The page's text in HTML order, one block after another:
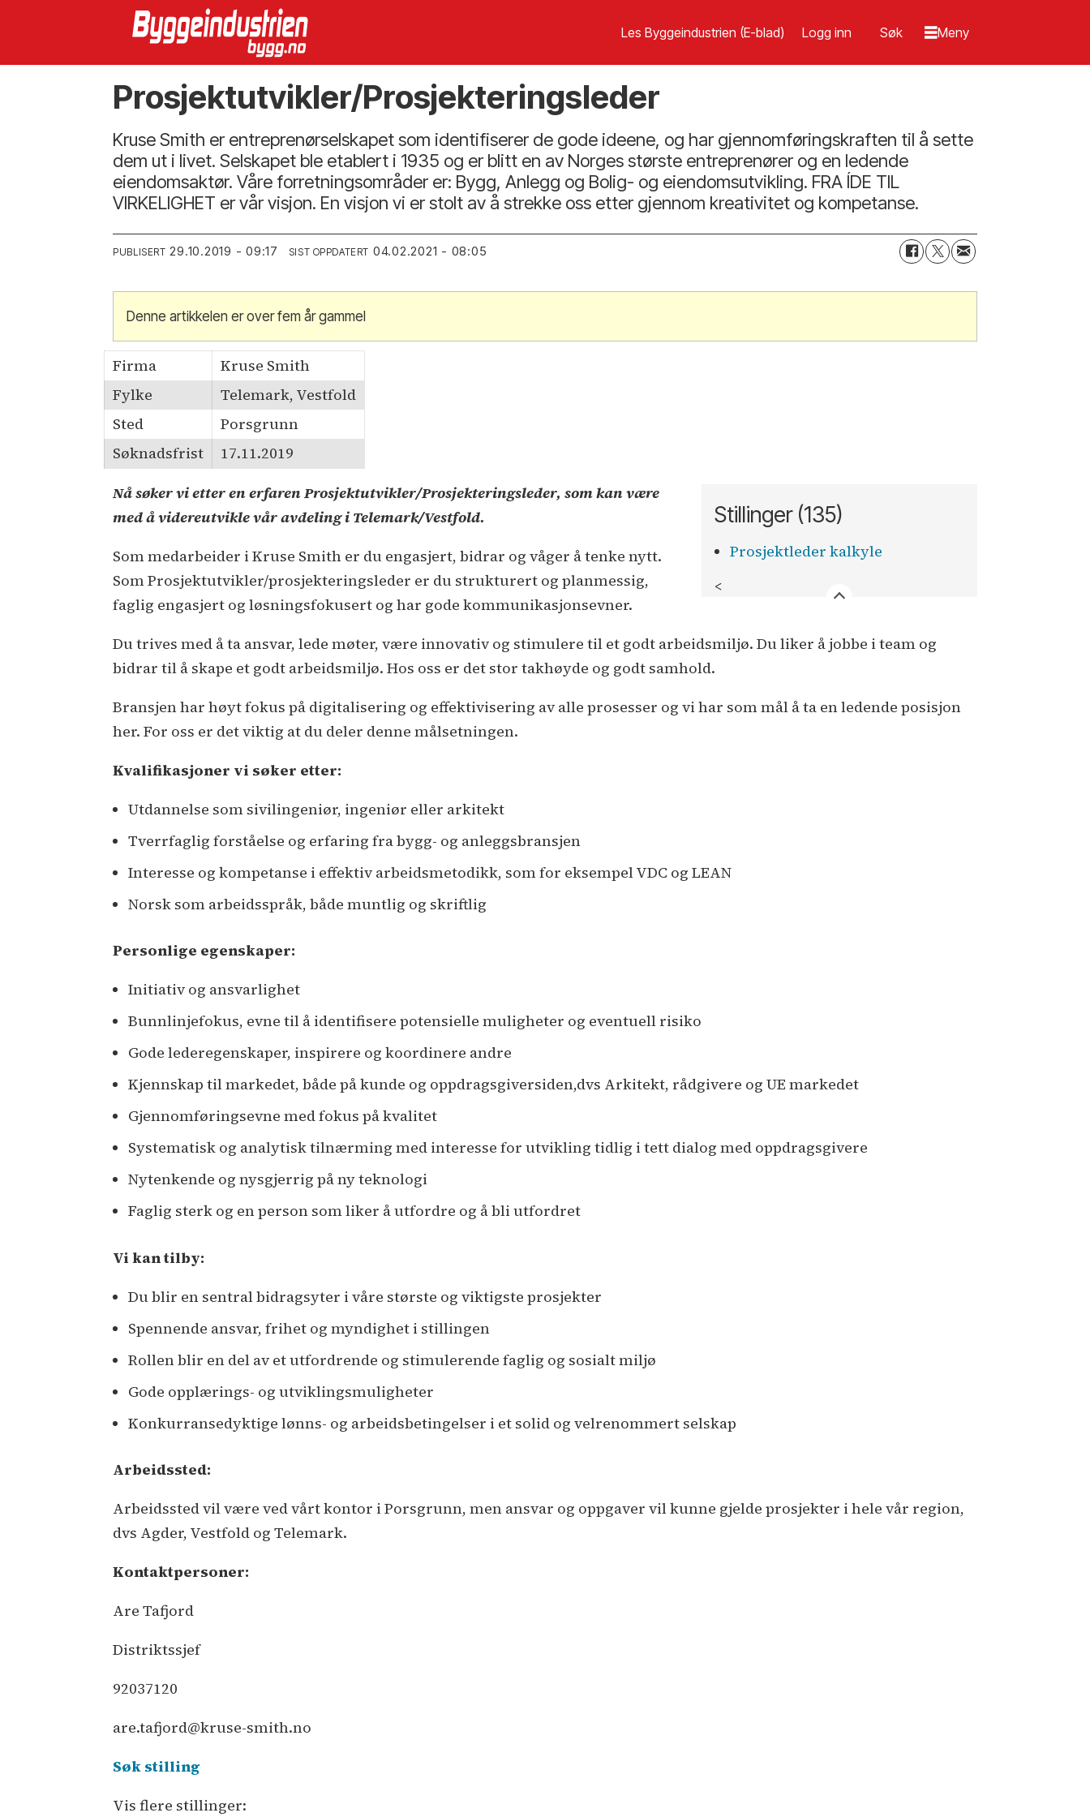
Les Byggeindustrien (E-blad) Logg inn
Prosjektutvikler/Prosjekteringsleder
Kruse Smith er entreprenørselskapet som identifiserer de gode ideene, og har gjennomføringskraften til å sette
dem ut i livet. Selskapet ble etablert i 1935 og er blitt en av Norges største entreprenører og en ledende
eiendomsaktør. Våre forretningsområder er: Bygg, Anlegg og Bolig- og eiendomsutvikling. FRA ÍDE TIL
VIRKELIGHET er vår visjon. En visjon vi er stolt av å strekke oss etter gjennom kreativitet og kompetanse.
PUBLISERT 29.10.2019 - 09:17 SIST OPPDATERT 04.02.2021 - 08:05
Denne artikkelen er over fem år gammel
Firma
Kruse Smith
Fylke
Telemark, Vestfold
Sted
Porsgrunn
Søknadsfrist
17.11.2019
Stillinger (135)
Prosjektleder kalkyle
<
Nå søker vi etter en erfaren Prosjektutvikler/Prosjekteringsleder, som kan være
med å videreutvikle vår avdeling i Telemark/Vestfold.
Som medarbeider i Kruse Smith er du engasjert, bidrar og våger å tenke nytt.
Som Prosjektutvikler/prosjekteringsleder er du strukturert og planmessig,
faglig engasjert og løsningsfokusert og har gode kommunikasjonsevner.
Du trives med å ta ansvar, lede møter, være innovativ og stimulere til et godt arbeidsmiljø. Du liker å jobbe i team og
bidrar til å skape et godt arbeidsmiljø. Hos oss er det stor takhøyde og godt samhold.
Bransjen har høyt fokus på digitalisering og effektivisering av alle prosesser og vi har som mål å ta en ledende posisjon
her. For oss er det viktig at du deler denne målsetningen.
Kvalifikasjoner vi søker etter:
Utdannelse som sivilingeniør, ingeniør eller arkitekt
Tverrfaglig forståelse og erfaring fra bygg- og anleggsbransjen
Interesse og kompetanse i effektiv arbeidsmetodikk, som for eksempel VDC og LEAN
Norsk som arbeidsspråk, både muntlig og skriftlig
Personlige egenskaper:
Initiativ og ansvarlighet
Bunnlinjefokus, evne til å identifisere potensielle muligheter og eventuell risiko
Gode lederegenskaper, inspirere og koordinere andre
Kjennskap til markedet, både på kunde og oppdragsgiversiden,dvs Arkitekt, rådgivere og UE markedet
Gjennomføringsevne med fokus på kvalitet
Systematisk og analytisk tilnærming med interesse for utvikling tidlig i tett dialog med oppdragsgivere
Nytenkende og nysgjerrig på ny teknologi
Faglig sterk og en person som liker å utfordre og å bli utfordret
Vi kan tilby:
Du blir en sentral bidragsyter i våre største og viktigste prosjekter
Spennende ansvar, frihet og myndighet i stillingen
Rollen blir en del av et utfordrende og stimulerende faglig og sosialt miljø
Gode opplærings- og utviklingsmuligheter
Konkurransedyktige lønns- og arbeidsbetingelser i et solid og velrenommert selskap
Arbeidssted:
Arbeidssted vil være ved vårt kontor i Porsgrunn, men ansvar og oppgaver vil kunne gjelde prosjekter i hele vår region,
dvs Agder, Vestfold og Telemark.
Kontaktpersoner:
Are Tafjord
Distriktssjef
92037120
are.tafjord@kruse-smith.no
Søk stilling
Vis flere stillinger: